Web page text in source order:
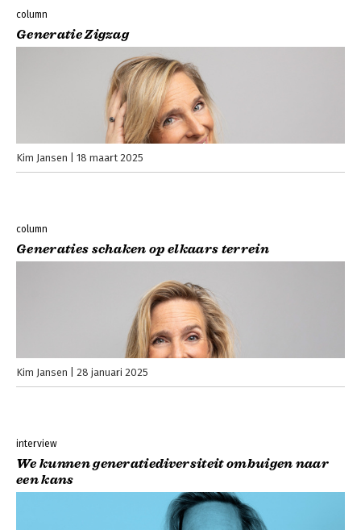
column
Generatie Zigzag
Kim Jansen 18 maart 2025
column
Generaties schaken op elkaars terrein
Kim Jansen 28 januari 2025
interview
We kunnen generatiediversiteit ombuigen naar
een kans